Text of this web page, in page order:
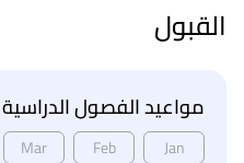
القبول
مواعيد الفصول الدراسية
Jan
Feb
Mar